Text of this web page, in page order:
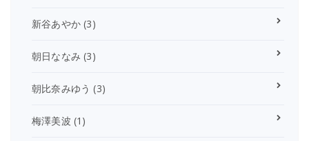
新谷あやか (3)
朝日ななみ (3)
朝比奈みゆう (3)
梅澤美波 (1)